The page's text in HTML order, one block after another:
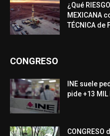
¿Qué
MEXICANA
TÉCNICA de
CONGRESO
INE suele
pide +13